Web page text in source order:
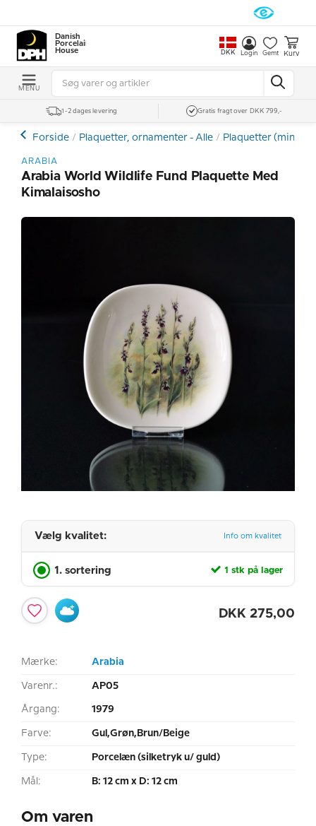
Danish
Porcelain
House
DKK Login Gemt Kurv
MENU
1-2 dages levering Gratis fragt over DKK 799,-
Forside Plaquetter, ornamenter - Alle Plaquetter (mini
ARABIA
Arabia World Wildlife Fund Plaquette Med
Kimalaisosho
Vælg kvalitet: Info om kvalitet
1. sortering 1 stk på lager
DKK 275,00
Mærke: Arabia
Varenr.: AP05
Årgang: 1979
Farve: Gul,Grøn,Brun/Beige
Type: Porcelæn (silketryk u/ guld)
Mål: B: 12 cm x D: 12 cm
Om varen